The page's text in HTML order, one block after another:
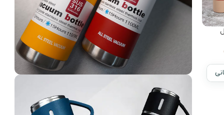
فلاسک های تخصصی و با کیفیت